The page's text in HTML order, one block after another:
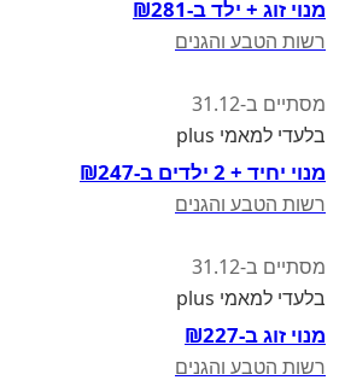
מנוי זוג + ילד ב-₪281
רשות הטבע והגנים
מסתיים ב-31.12
בלעדי למאמי plus
מנוי יחיד + 2 ילדים ב-₪247
רשות הטבע והגנים
מסתיים ב-31.12
בלעדי למאמי plus
מנוי זוג ב-₪227
רשות הטבע והגנים